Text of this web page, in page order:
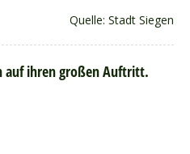
Quelle: Stadt Siegen
auf ihren großen Auftritt.